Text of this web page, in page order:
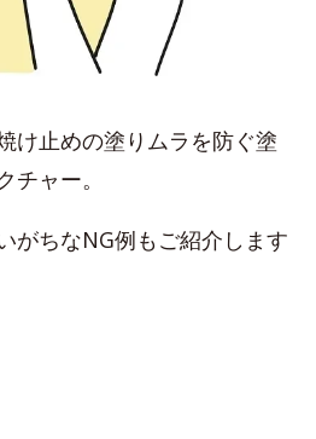
け止めの塗りムラを防ぐ塗
チャー。
がちなNG例もご紹介します